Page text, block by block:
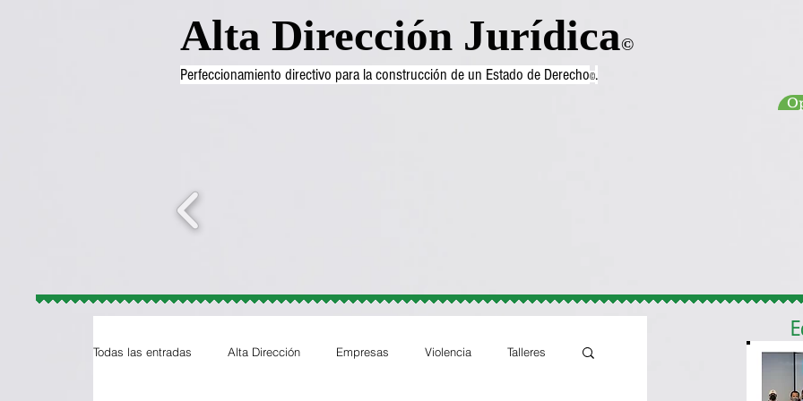
Alta Dirección Jurídica©
Perfeccionamiento directivo para la construcción de un Estado de Derecho©.
Todas las entradas Alta Dirección Empresas Violencia Talleres